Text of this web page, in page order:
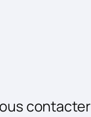
contacter